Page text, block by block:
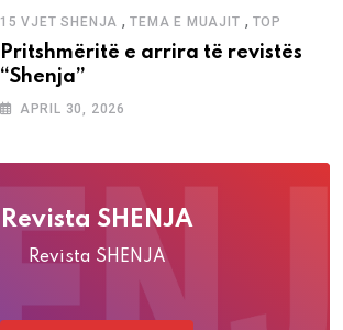
15 VJET SHENJA ,TEMA E MUAJIT , TOP
Pritshmëritë e arrira të revistës
“Shenja”
APRIL 30, 2026
Revista SHENJA
Revista SHENJA